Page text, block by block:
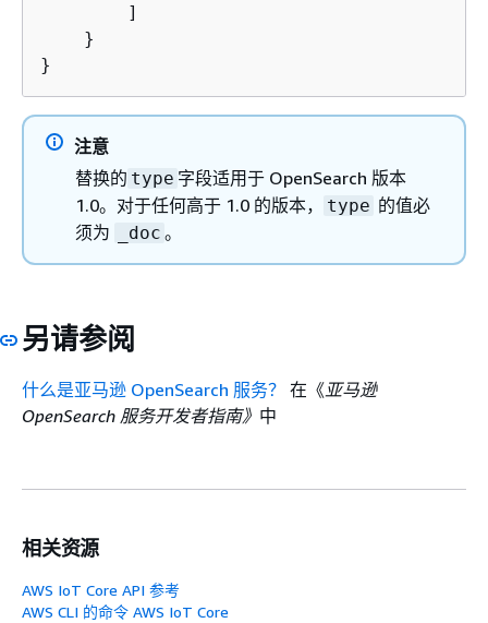
        ]
    }
}
注意
替换的 type 字段适用于 OpenSearch 版本
1.0。对于任何高于 1.0 的版本，
type 的值必
须为
_doc 。
另请参阅
什么是亚马逊 OpenSearch 服务？ 在《亚马逊
OpenSearch 服务开发者指南》 中
相关资源
AWS IoT Core API 参考
AWS CLI 的命令 AWS IoT Core